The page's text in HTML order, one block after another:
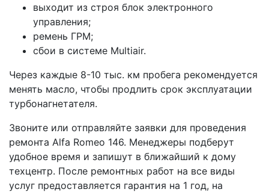
выходит из строя блок электронного
управления;
ремень ГРМ;
сбои в системе Multiair.
Через каждые 8-10 тыс. км пробега рекомендуется
менять масло, чтобы продлить срок эксплуатации
турбонагнетателя.
Звоните или отправляйте заявки для проведения
ремонта Alfa Romeo 146. Менеджеры подберут
удобное время и запишут в ближайший к дому
техцентр. После ремонтных работ на все виды
услуг предоставляется гарантия на 1 год, на